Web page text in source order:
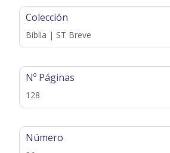
Colección
Biblia | ST Breve
Nº Páginas
128
Número